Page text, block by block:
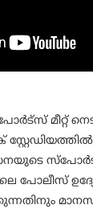
മീറ്റ്
പോലീസ്